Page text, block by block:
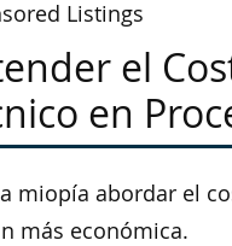
Listings
el
en
miopía abordar el
más económica.